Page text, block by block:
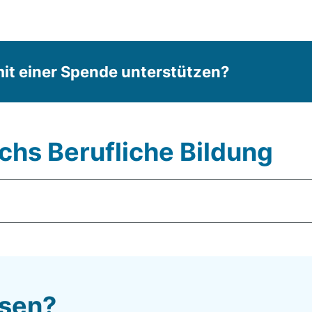
Dienstleistungen an und arbeitet mit der
Sozialfonds Plus der Europäischen Union
einer Spende unterstützen?
Berufliche Bildung